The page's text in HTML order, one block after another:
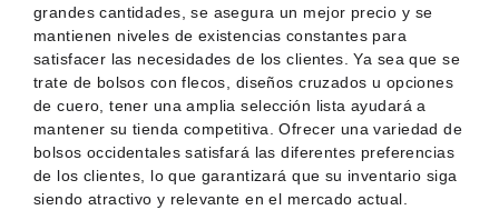
grandes cantidades, se asegura un mejor precio y se
mantienen niveles de existencias constantes para
satisfacer las necesidades de los clientes. Ya sea que se
trate de bolsos con flecos, diseños cruzados u opciones
de cuero, tener una amplia selección lista ayudará a
mantener su tienda competitiva. Ofrecer una variedad de
bolsos occidentales satisfará las diferentes preferencias
de los clientes, lo que garantizará que su inventario siga
siendo atractivo y relevante en el mercado actual.